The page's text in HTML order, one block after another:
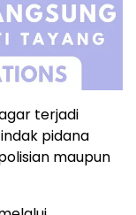
terjadi
pidana
maupun